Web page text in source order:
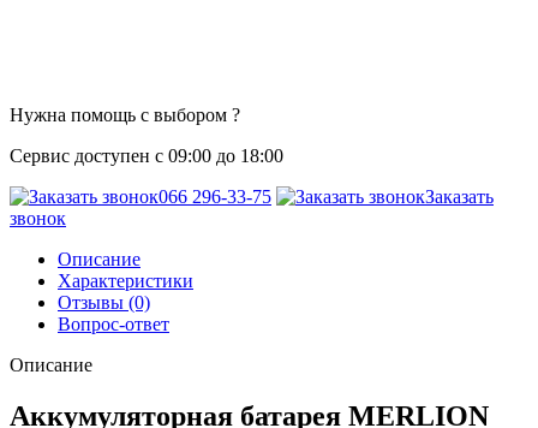
Нужна помощь с выбором ?
Сервис доступен с 09:00 до 18:00
066 296-33-75
Заказать
звонок
Описание
Характеристики
Отзывы (0)
Вопрос-ответ
Описание
Аккумуляторная батарея MERLION